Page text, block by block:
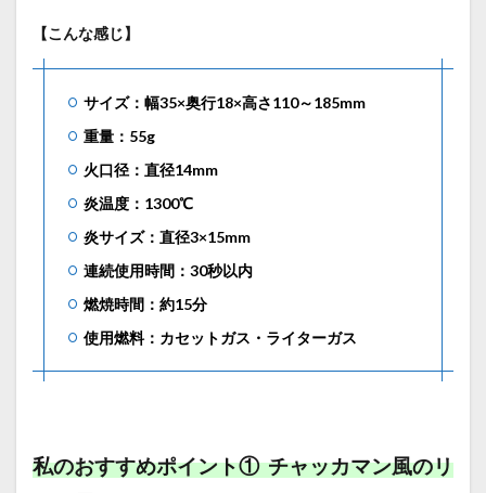
【こんな感じ】
サイズ：幅35×奥行18×高さ110～185mm
重量：55g
火口径：直径14mm
炎温度：1300℃
炎サイズ：直径3×15mm
連続使用時間：30秒以内
燃焼時間：約15分
使用燃料：カセットガス・ライターガス
私のおすすめポイント① チャッカマン風のリ